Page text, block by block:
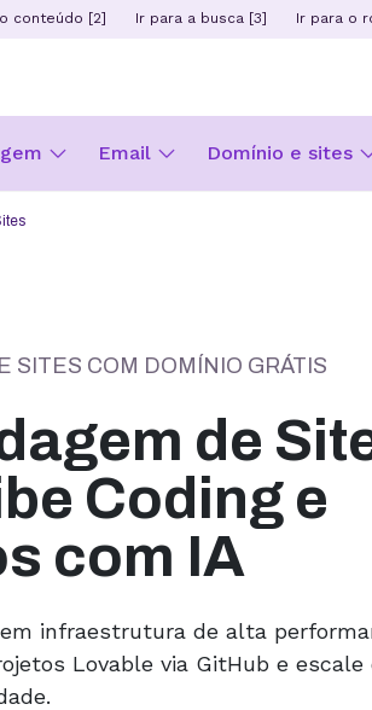
conteúdo [2] Ir para a busca [3] Ir para o
Email Domínio e sites
SITES COM DOMÍNIO GRÁTIS
de
Coding e
com IA
infraestrutura de alta
Lovable via GitHub e